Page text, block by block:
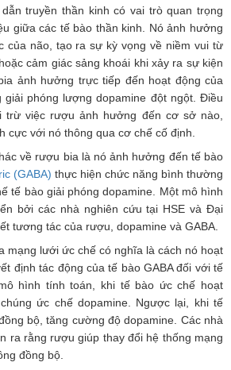
truyền thần kinh có vai trò quan trọng
giữa các tế bào thần kinh. Nó ảnh hưởng
của não, tạo ra sự kỳ vọng về niềm vui từ
cảm giác sảng khoái khi xảy ra sự kiện
ảnh hưởng trực tiếp đến hoạt động của
giải phóng lượng dopamine đột ngột. Điều
trừ việc rượu ảnh hưởng đến cơ sở nào,
cực với nó thông qua cơ chế cố định.
về rượu bia là nó ảnh hưởng đến tế bào
(GABA) thực hiện chức năng bình thường
tế bào giải phóng dopamine. Một mô hình
bởi các nhà nghiên cứu tại HSE và Đại
tương tác của rượu, dopamine và GABA.
mạng lưới ức chế có nghĩa là cách nó hoạt
định tác động của tế bào GABA đối với tế
hình tính toán, khi tế bào ức chế hoạt
ức chế dopamine. Ngược lại, khi tế
bộ, tăng cường độ dopamine. Các nhà
ra rằng rượu giúp thay đổi hệ thống mạng
đồng bộ.